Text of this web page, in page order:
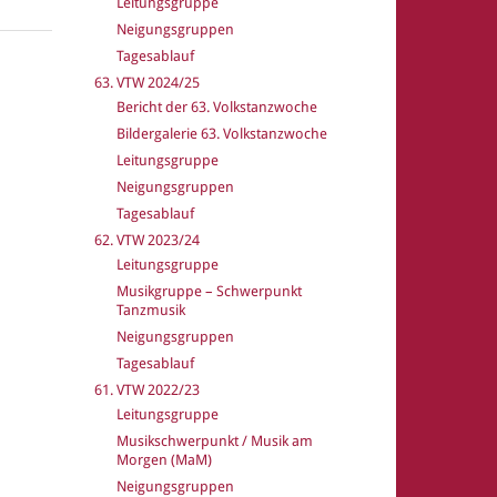
Neigungsgruppen
Tagesablauf
63. VTW 2024/25
Bericht der 63. Volkstanzwoche
Bildergalerie 63. Volkstanzwoche
Leitungsgruppe
Neigungsgruppen
Tagesablauf
62. VTW 2023/24
Leitungsgruppe
Musikgruppe – Schwerpunkt
Tanzmusik
Neigungsgruppen
Tagesablauf
61. VTW 2022/23
Leitungsgruppe
Musikschwerpunkt / Musik am
Morgen (MaM)
Neigungsgruppen